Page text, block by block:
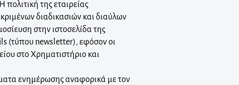
της εταιρείας
διαδικασιών και διαύλων
στην ιστοσελίδα της
(τύπου newsletter), εφόσον οι
στο Χρηματιστήριο και
ενημέρωσης αναφορικά με τον